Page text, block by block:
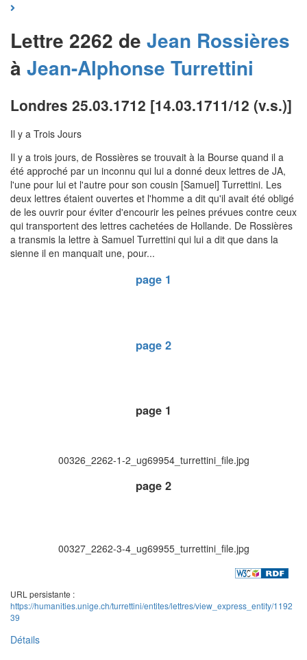
Lettre 2262 de Jean Rossières
à Jean-Alphonse Turrettini
Londres 25.03.1712 [14.03.1711/12 (v.s.)]
Il y a Trois Jours
Il y a trois jours, de Rossières se trouvait à la Bourse quand il a
été approché par un inconnu qui lui a donné deux lettres de JA,
l'une pour lui et l'autre pour son cousin [Samuel] Turrettini. Les
deux lettres étaient ouvertes et l'homme a dit qu'il avait été obligé
de les ouvrir pour éviter d'encourir les peines prévues contre ceux
qui transportent des lettres cachetées de Hollande. De Rossières
a transmis la lettre à Samuel Turrettini qui lui a dit que dans la
sienne il en manquait une, pour...
page 1
page 2
page 1
00326_2262-1-2_ug69954_turrettini_file.jpg
page 2
00327_2262-3-4_ug69955_turrettini_file.jpg
URL persistante :
https://humanities.unige.ch/turrettini/entites/lettres/view_express_entity/1192
39
Détails